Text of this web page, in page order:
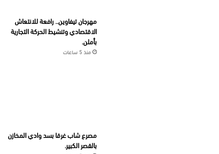
مهرجان تيفاوين.. رافعة للانتعاش
الاقتصادي وتنشيط الحركة التجارية
بأملن.
منذ 5 ساعات
مصرع شاب غرقا بسد وادي المخازن
بالقصر الكبير.